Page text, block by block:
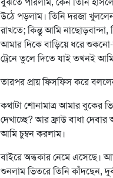
উঠে পড়লাম। তিনি দরজা
রাখতে; কিন্তু আমি নাছোড়বান্দা,
আমার দিকে বাড়িয়ে ধরে
ট্রেনে তুলে দিতে যাই তখনই
তারপর প্রায় ফিসফিস করে
কথাটা শোনামাত্র আমার বুকের
দেখাচ্ছে? আর ফ্রাউ বাধা
আমি চুম্বন করলাম।
বাইরে অন্ধকার নেমে এসেছে।
শুনলাম ভিতরে তিনি কাঁদছেন,